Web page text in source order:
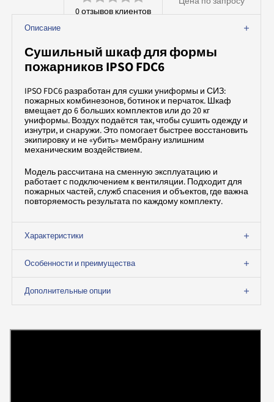
Оценка
из
5
0отзывов клиентов
Описание
Сушильный шкаф для формы
пожарников IPSO FDC6
IPSO FDC6 разработан для сушки униформы и СИЗ:
пожарных комбинезонов, ботинок и перчаток. Шкаф
вмещает до 6 больших комплектов или до 20 кг
униформы. Воздух подаётся так, чтобы сушить одежду и
изнутри, и снаружи. Это помогает быстрее восстановить
экипировку и не «убить» мембрану излишним
механическим воздействием.
Модель рассчитана на сменную эксплуатацию и
работает с подключением к вентиляции. Подходит для
пожарных частей, служб спасения и объектов, где важна
повторяемость результата по каждому комплекту.
Характеристики
Особенности и преимущества
Дополнительные опции